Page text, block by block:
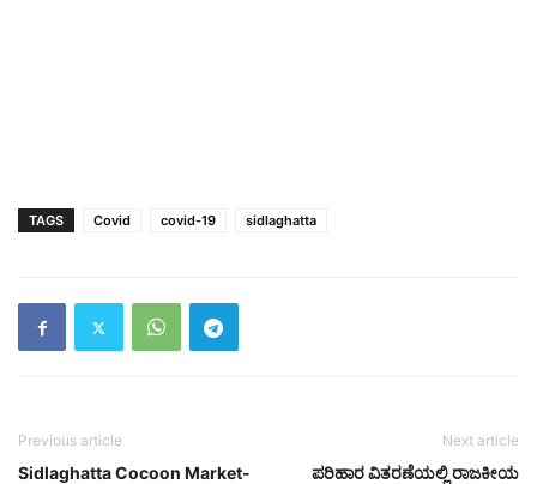
TAGS Covid covid-19 sidlaghatta
Previous article
Sidlaghatta Cocoon Market-
Next article
ಪರಿಹಾರ ವಿತರಣೆಯಲ್ಲಿ ರಾಜಕೀಯ